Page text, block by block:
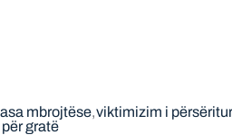
mbrojtëse viktimizim i përsëritur
gratë